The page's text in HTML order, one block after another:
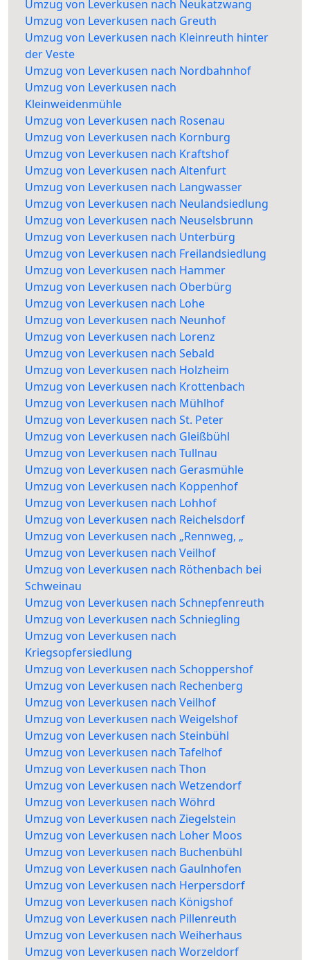
Umzug von Leverkusen nach Neukatzwang
Umzug von Leverkusen nach Greuth
Umzug von Leverkusen nach Kleinreuth hinter
der Veste
Umzug von Leverkusen nach Nordbahnhof
Umzug von Leverkusen nach
Kleinweidenmühle
Umzug von Leverkusen nach Rosenau
Umzug von Leverkusen nach Kornburg
Umzug von Leverkusen nach Kraftshof
Umzug von Leverkusen nach Altenfurt
Umzug von Leverkusen nach Langwasser
Umzug von Leverkusen nach Neulandsiedlung
Umzug von Leverkusen nach Neuselsbrunn
Umzug von Leverkusen nach Unterbürg
Umzug von Leverkusen nach Freilandsiedlung
Umzug von Leverkusen nach Hammer
Umzug von Leverkusen nach Oberbürg
Umzug von Leverkusen nach Lohe
Umzug von Leverkusen nach Neunhof
Umzug von Leverkusen nach Lorenz
Umzug von Leverkusen nach Sebald
Umzug von Leverkusen nach Holzheim
Umzug von Leverkusen nach Krottenbach
Umzug von Leverkusen nach Mühlhof
Umzug von Leverkusen nach St. Peter
Umzug von Leverkusen nach Gleißbühl
Umzug von Leverkusen nach Tullnau
Umzug von Leverkusen nach Gerasmühle
Umzug von Leverkusen nach Koppenhof
Umzug von Leverkusen nach Lohhof
Umzug von Leverkusen nach Reichelsdorf
Umzug von Leverkusen nach „Rennweg, „
Umzug von Leverkusen nach Veilhof
Umzug von Leverkusen nach Röthenbach bei
Schweinau
Umzug von Leverkusen nach Schnepfenreuth
Umzug von Leverkusen nach Schniegling
Umzug von Leverkusen nach
Kriegsopfersiedlung
Umzug von Leverkusen nach Schoppershof
Umzug von Leverkusen nach Rechenberg
Umzug von Leverkusen nach Veilhof
Umzug von Leverkusen nach Weigelshof
Umzug von Leverkusen nach Steinbühl
Umzug von Leverkusen nach Tafelhof
Umzug von Leverkusen nach Thon
Umzug von Leverkusen nach Wetzendorf
Umzug von Leverkusen nach Wöhrd
Umzug von Leverkusen nach Ziegelstein
Umzug von Leverkusen nach Loher Moos
Umzug von Leverkusen nach Buchenbühl
Umzug von Leverkusen nach Gaulnhofen
Umzug von Leverkusen nach Herpersdorf
Umzug von Leverkusen nach Königshof
Umzug von Leverkusen nach Pillenreuth
Umzug von Leverkusen nach Weiherhaus
Umzug von Leverkusen nach Worzeldorf